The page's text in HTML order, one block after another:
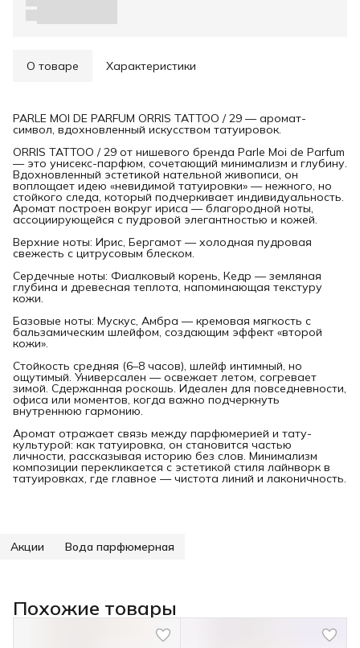
О товаре Характеристики
PARLE MOI DE PARFUM ORRIS TATTOO / 29 — аромат-
символ, вдохновленный искусством татуировок.
ORRIS TATTOO / 29 от нишевого бренда Parle Moi de Parfum
— это унисекс-парфюм, сочетающий минимализм и глубину.
Вдохновленный эстетикой нательной живописи, он
воплощает идею «невидимой татуировки» — нежного, но
стойкого следа, который подчеркивает индивидуальность.
Аромат построен вокруг ириса — благородной ноты,
ассоциирующейся с пудровой элегантностью и кожей.
Верхние ноты: Ирис, Бергамот — холодная пудровая
свежесть с цитрусовым блеском.
Сердечные ноты: Фиалковый корень, Кедр — земляная
глубина и древесная теплота, напоминающая текстуру
кожи.
Базовые ноты: Мускус, Амбра — кремовая мягкость с
бальзамическим шлейфом, создающим эффект «второй
кожи».
Стойкость средняя (6–8 часов), шлейф интимный, но
ощутимый. Универсален — освежает летом, согревает
зимой. Сдержанная роскошь. Идеален для повседневности,
офиса или моментов, когда важно подчеркнуть
внутреннюю гармонию.
Аромат отражает связь между парфюмерией и тату-
культурой: как татуировка, он становится частью
личности, рассказывая историю без слов. Минимализм
композиции перекликается с эстетикой стиля лайнворк в
татуировках, где главное — чистота линий и лаконичность.
Акции Вода парфюмерная
Похожие товары